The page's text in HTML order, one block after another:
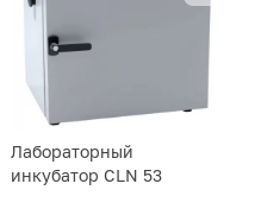
Лабораторный
инкубатор CLN 53